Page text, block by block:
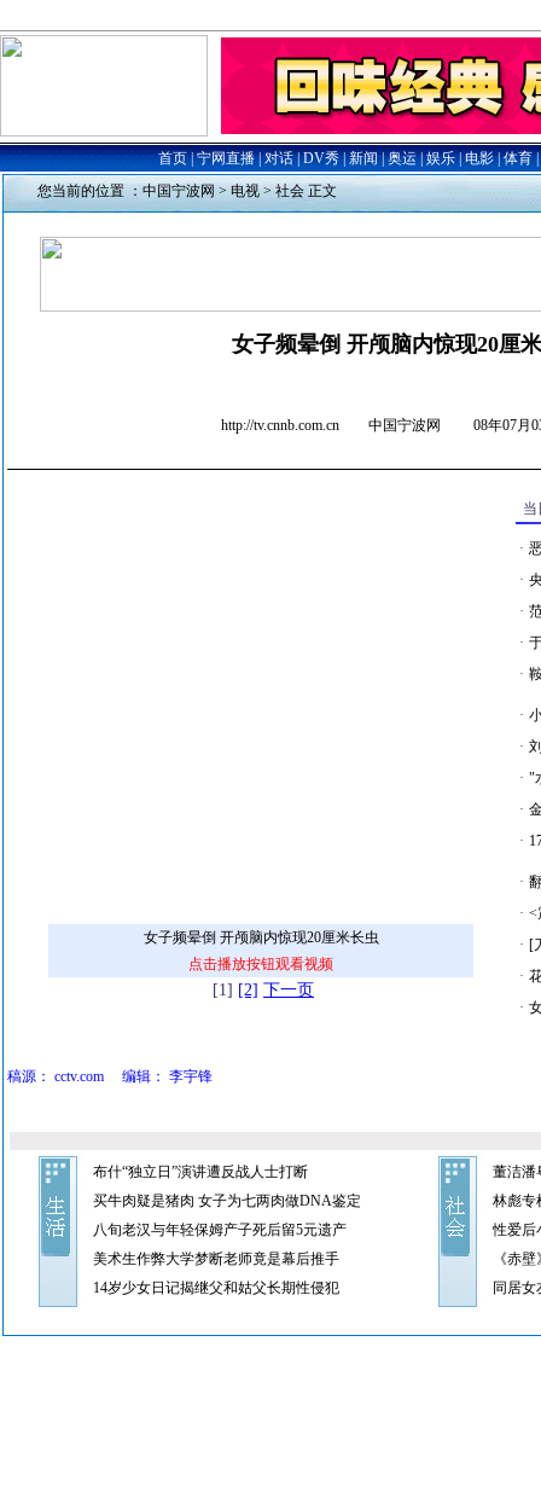
您当前的位置 ： 中国宁波网 > 电视 > 社会 正文
女子频晕倒 开颅脑内惊现20厘
http://tv.cnnb.com.cn 中国宁波网 08年07月
女子频晕倒 开颅脑内惊现20厘米长虫
点击播放按钮观看视频
[1] [2] 下一页
当
·
·
·
·
·
·
·
· "
·
·
·
· <
· [
·
·
稿源： cctv.com 编辑： 李宇锋
布什“独立日”演讲遭反战人士打断
买牛肉疑是猪肉 女子为七两肉做DNA鉴定
八旬老汉与年轻保姆产子死后留5元遗产
美术生作弊大学梦断老师竟是幕后推手
14岁少女日记揭继父和姑父长期性侵犯
董洁潘
林彪专
性爱后
《赤
同居